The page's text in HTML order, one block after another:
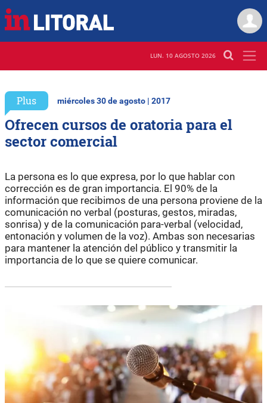
LUN. 10 AGOSTO 2026
Plus miércoles 30 de agosto | 2017
Ofrecen cursos de oratoria para el
sector comercial
La persona es lo que expresa, por lo que hablar con
corrección es de gran importancia. El 90% de la
información que recibimos de una persona proviene de la
comunicación no verbal (posturas, gestos, miradas,
sonrisa) y de la comunicación para-verbal (velocidad,
entonación y volumen de la voz). Ambas son necesarias
para mantener la atención del público y transmitir la
importancia de lo que se quiere comunicar.